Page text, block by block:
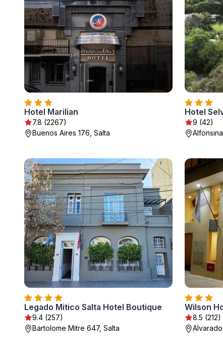
Hotel Marilian
7.8 (2267)
Buenos Aires 176, Salta
Hotel
9 (42)
Legado Mitico Salta Hotel Boutique
9.4 (257)
Bartolome Mitre 647, Salta
Wilson
8.5 (212)